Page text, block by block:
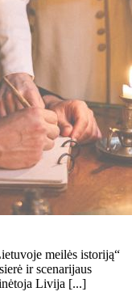
meilės istoriją“
ir scenarijaus
Livija [...]